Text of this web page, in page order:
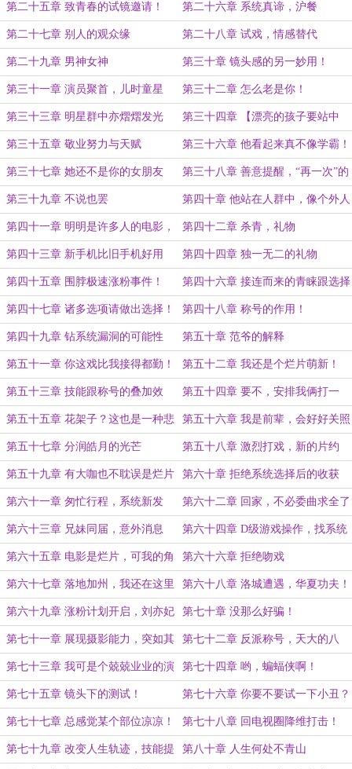
第二十五章 致青春的试镜邀请！ 第二十六章 系统真谛，沪餐
第二十七章 别人的观众缘 第二十八章 试戏，情感替代
第二十九章 男神女神 第三十章 镜头感的另一妙用！
第三十一章 演员聚首，儿时童星 第三十二章 怎么老是你！
第三十三章 明星群中亦熠熠发光 第三十四章 【漂亮的孩子要站中
间】理论
第三十五章 敬业努力与天赋 第三十六章 他看起来真不像学霸！
第三十七章 她还不是你的女朋友 第三十八章 善意提醒，“再一次”的
对戏！
第三十九章 不说也罢 第四十章 他站在人群中，像个外人
第四十一章 明明是许多人的电影，
我却没姓名
第四十二章 杀青，礼物
第四十三章 新手机比旧手机好用 第四十四章 独一无二的礼物
第四十五章 围脖极速涨粉事件！ 第四十六章 接连而来的青睐跟选择
（求收藏求追读！）
第四十七章 诸多选项请做出选择！ 第四十八章 称号的作用！
第四十九章 钻系统漏洞的可能性 第五十章 范爷的解释
第五十一章 你这戏比我接得都勤！ 第五十二章 我还是个烂片萌新！
第五十三章 技能跟称号的叠加效
果！（求月票追读！）
第五十四章 要不，安排我俩打一
场？
第五十五章 花架子？这也是一种悲
哀
第五十六章 我是前辈，会好好关照
你的！
第五十七章 分润皓月的光芒 第五十八章 激烈打戏，新的片约
第五十九章 有大咖也不耽误是烂片 第六十章 拒绝系统选择后的收获
第六十一章 匆忙行程，系统新发
现！
第六十二章 回家，不必委曲求全了
第六十三章 兄妹同届，意外消息 第六十四章 D级游戏操作，找系统
bug（求追读！）
第六十五章 电影是烂片，可我的角
色不烂！
第六十六章 拒绝吻戏
第六十七章 落地加州，我还在这里 第六十八章 洛城遭遇，华夏功夫！
（求票票！）
第六十九章 涨粉计划开启，刘亦妃
的加入
第七十章 没那么好骗！
第七十一章 展现摄影能力，突如其
来的试镜邀约
第七十二章 反派称号，天大的八
卦！
第七十三章 我可是个兢兢业业的演
员！
第七十四章 哟，蝙蝠侠啊！
第七十五章 镜头下的测试！ 第七十六章 你要不要试一下小丑？
第七十七章 总感觉某个部位凉凉！ 第七十八章 回电视圈降维打击！
第七十九章 改变人生轨迹，技能提 第八十章 人生何处不青山